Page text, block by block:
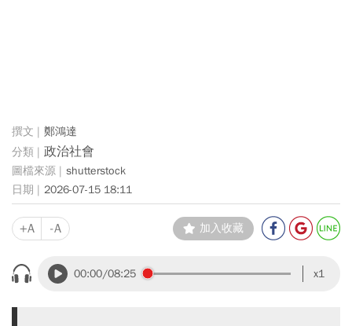
鄭鴻達
政治社會
shutterstock
2026-07-15 18:11
+A -A 加入收藏
00:00/08:25 x1